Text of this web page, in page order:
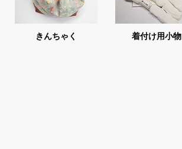
きんちゃく 着付け用小物